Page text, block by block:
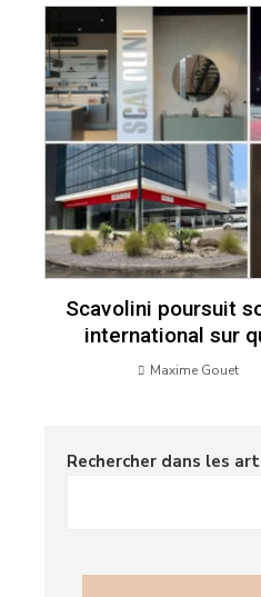
Scavolini poursuit
international sur
Maxime Gouet
Rechercher dans les